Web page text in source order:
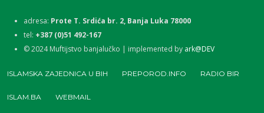
adresa: Prote T. Srdića br. 2, Banja Luka 78000
tel: +387 (0)51 492-167
©2024Muftijstvo banjalučko | implemented by ark@DEV
ISLAMSKA ZAJEDNICA U BIH PREPOROD.INFO RADIO BIR
ISLAM.BA WEBMAIL